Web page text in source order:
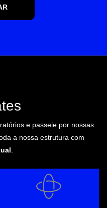
e passeie por nossas
a nossa estrutura com